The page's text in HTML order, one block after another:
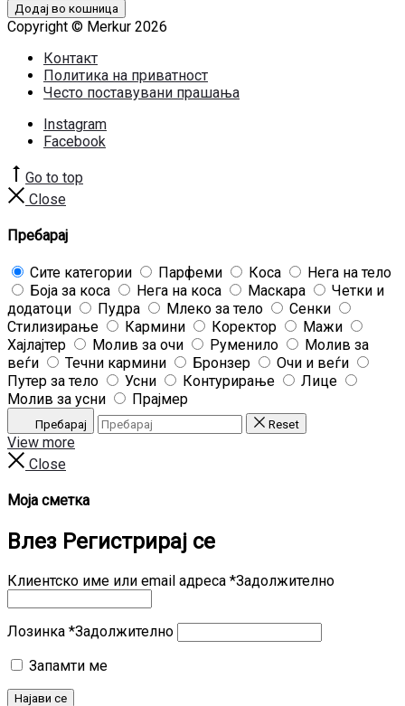
Додај во кошница
Copyright © Merkur 2026
Контакт
Политика на приватност
Често поставувани прашања
Instagram
Facebook
Go to top
Close
Пребарај
Сите категории Парфеми Коса
Нега на тело
Боја за коса
Нега на коса Маскара
Четки и
додатоци
Пудра Млеко за тело
Сенки
Стилизирање
Кармини Коректор
Мажи
Хајлајтер
Молив за очи Руменило
Молив за
веѓи
Течни кармини Бронзер
Очи и веѓи
Путер за тело
Усни Контурирање
Лице
Молив за усни
Прајмер
Пребарај Reset
View more
Close
Моја сметка
Влез Регистрирај се
Клиентско име или email адреса *Задолжително
Лозинка *Задолжително
Запамти ме
Најави се